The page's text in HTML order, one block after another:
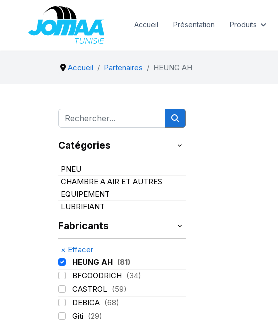
Accueil Présentation Produits
Accueil Partenaires HEUNG AH
Catégories
PNEU
CHAMBRE A AIR ET AUTRES
EQUIPEMENT
LUBRIFIANT
Fabricants
× Effacer
HEUNG AH (81)
BFGOODRICH (34)
CASTROL (59)
DEBICA (68)
Giti (29)